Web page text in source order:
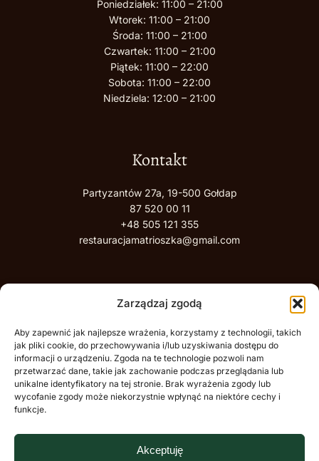
Zarządzaj zgodą
Aby zapewnić jak najlepsze wrażenia, korzystamy z technologii, takich
jak pliki cookie, do przechowywania i/lub uzyskiwania dostępu do
informacji o urządzeniu. Zgoda na te technologie pozwoli nam
przetwarzać dane, takie jak zachowanie podczas przeglądania lub
unikalne identyfikatory na tej stronie. Brak wyrażenia zgody lub
wycofanie zgody może niekorzystnie wpłynąć na niektóre cechy i
funkcje.
Akceptuję
Poniedziałek: 11:00 – 21:00
Wtorek: 11:00 – 21:00
Środa: 11:00 – 21:00
Czwartek: 11:00 – 21:00
Piątek: 11:00 – 22:00
Sobota: 11:00 – 22:00
Niedziela: 12:00 – 21:00
Kontakt
Partyzantów 27a, 19-500 Gołdap
87 520 00 11
+48 505 121 355
restauracjamatrioszka@gmail.com
Przedsiębiorstwo gastronomiczno-usługowe Katarzyna
Kuśtowska realizuje przedsięwzięcie Rozwój działalności
gastronomiczno-usługowej poprzez wprowadzenie nowej
linii produkcyjnej, usług cyfryzacji, wynajmu rowerów
elektrycznych oraz instalację systemu fotowoltaicznego w
województwie warmińsko-mazurskim. Dofinansowanie z
UE: 539 999,99 PLN.